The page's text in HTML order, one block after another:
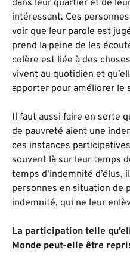
dans leur quartier et de
intéressant. Ces
voir que leur parole est
prend la peine de les
colère est liée à des
vivent au quotidien et
apporter pour améliorer le
Il faut aussi faire en sorte
de pauvreté aient une
ces instances
souvent là sur leur temps
temps d’indemnité d’élus,
personnes en situation de
indemnité, qui ne leur
La participation telle
Monde peut-elle être